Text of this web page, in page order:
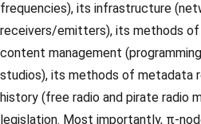
frequencies), its infrastructure
receivers/emitters), its methods
content management
studios), its methods of metadata
history (free radio and pirate radio
legislation. Most importantly, π-